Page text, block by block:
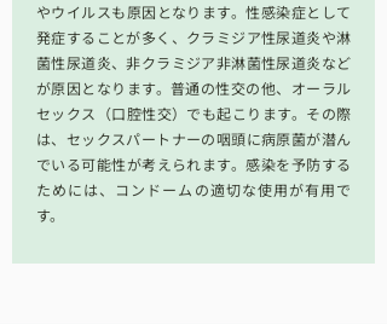
やウイルスも原因となります。性感染症として
発症することが多く、クラミジア性尿道炎や淋
菌性尿道炎、非クラミジア非淋菌性尿道炎など
が原因となります。普通の性交の他、オーラル
セックス（口腔性交）でも起こります。その際
は、セックスパートナーの咽頭に病原菌が潜ん
でいる可能性が考えられます。感染を予防する
ためには、コンドームの適切な使用が有用で
す。